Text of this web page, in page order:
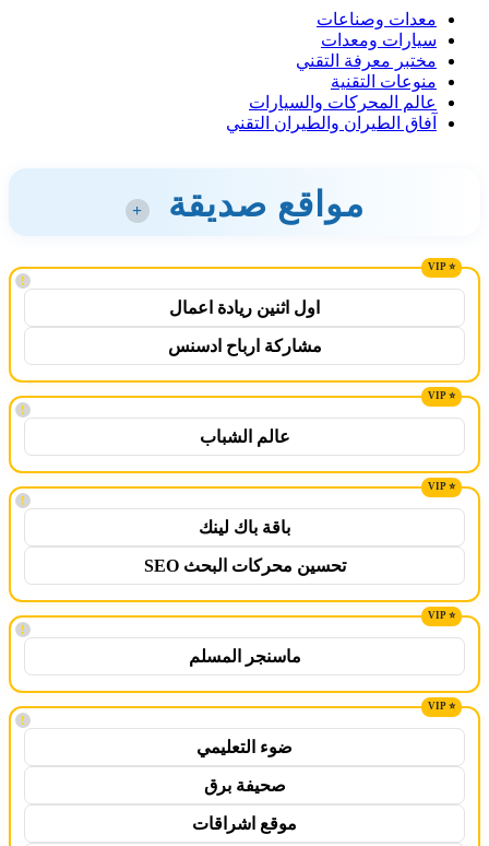
معدات وصناعات
سيارات ومعدات
مختبر معرفة التقني
منوعات التقنية
عالم المحركات والسيارات
آفاق الطيران والطيران التقني
مواقع صديقة +
!
اول اثنين ريادة اعمال
مشاركة ارباح ادسنس
!
عالم الشباب
!
باقة باك لينك
تحسين محركات البحث SEO
!
ماسنجر المسلم
!
ضوء التعليمي
صحيفة برق
موقع اشراقات